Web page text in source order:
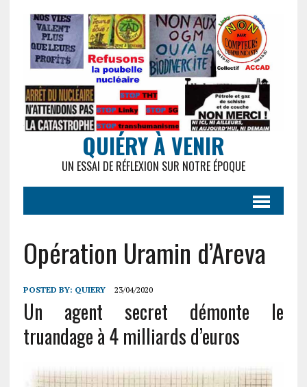
QUIÉRY À VENIR
UN ESSAI DE RÉFLEXION SUR NOTRE ÉPOQUE
Opération Uramin d’Areva
POSTED BY: QUIERY 23/04/2020
Un agent secret démonte le
truandage à 4 milliards d’euros